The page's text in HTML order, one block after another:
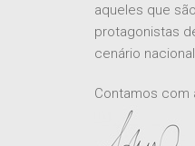
os seus prós e
aqueles que
protagonistas
Contamos com